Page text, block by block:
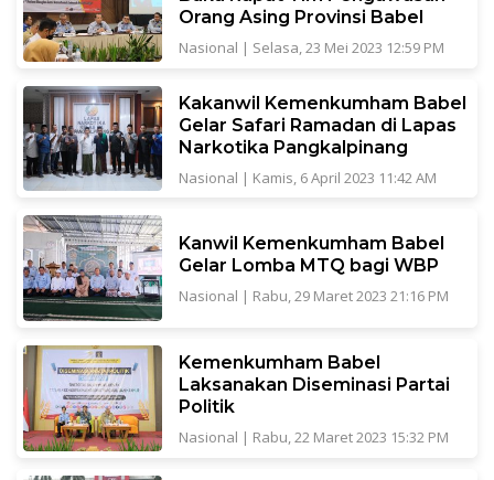
Orang Asing Provinsi Babel
Nasional | Selasa, 23 Mei 2023 12:59 PM
Kakanwil Kemenkumham Babel
Gelar Safari Ramadan di Lapas
Narkotika Pangkalpinang
Nasional | Kamis, 6 April 2023 11:42 AM
Kanwil Kemenkumham Babel
Gelar Lomba MTQ bagi WBP
Nasional | Rabu, 29 Maret 2023 21:16 PM
Kemenkumham Babel
Laksanakan Diseminasi Partai
Politik
Nasional | Rabu, 22 Maret 2023 15:32 PM